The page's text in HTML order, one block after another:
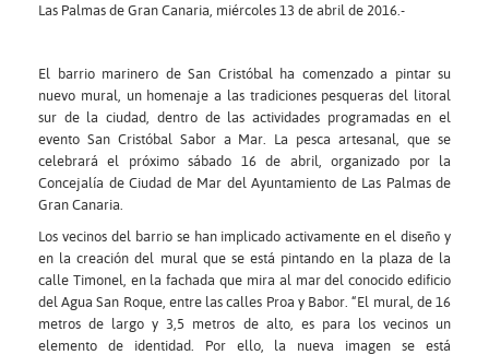
Las Palmas de Gran Canaria, miércoles 13 de abril de 2016.-
El barrio marinero de San Cristóbal ha comenzado a pintar su
nuevo mural, un homenaje a las tradiciones pesqueras del litoral
sur de la ciudad, dentro de las actividades programadas en el
evento San Cristóbal Sabor a Mar. La pesca artesanal, que se
celebrará el próximo sábado 16 de abril, organizado por la
Concejalía de Ciudad de Mar del Ayuntamiento de Las Palmas de
Gran Canaria.
Los vecinos del barrio se han implicado activamente en el diseño y
en la creación del mural que se está pintando en la plaza de la
calle Timonel, en la fachada que mira al mar del conocido edificio
del Agua San Roque, entre las calles Proa y Babor. “El mural, de 16
metros de largo y 3,5 metros de alto, es para los vecinos un
elemento de identidad. Por ello, la nueva imagen se está